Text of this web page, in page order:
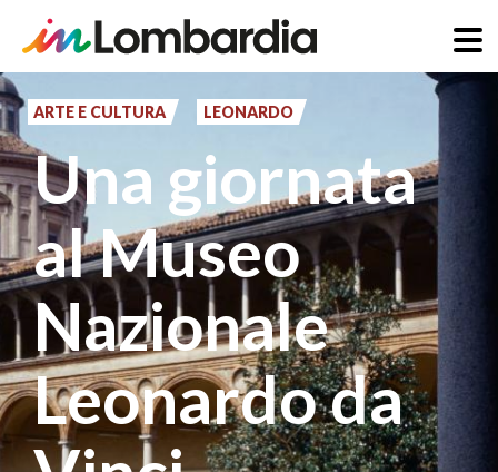
Salta
al
contenuto
principale
ARTE E CULTURA LEONARDO
Una giornata
al Museo
Nazionale
Leonardo da